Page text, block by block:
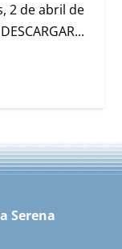
2 de abril de
Serena